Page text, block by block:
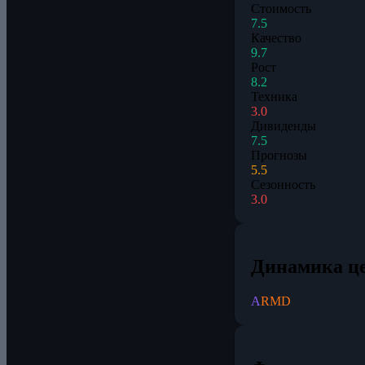
Стоимость
7.5
Качество
9.7
Рост
8.2
Техника
3.0
Дивиденды
7.5
Прогнозы
5.5
Сезонность
3.0
Динамика
ARMD